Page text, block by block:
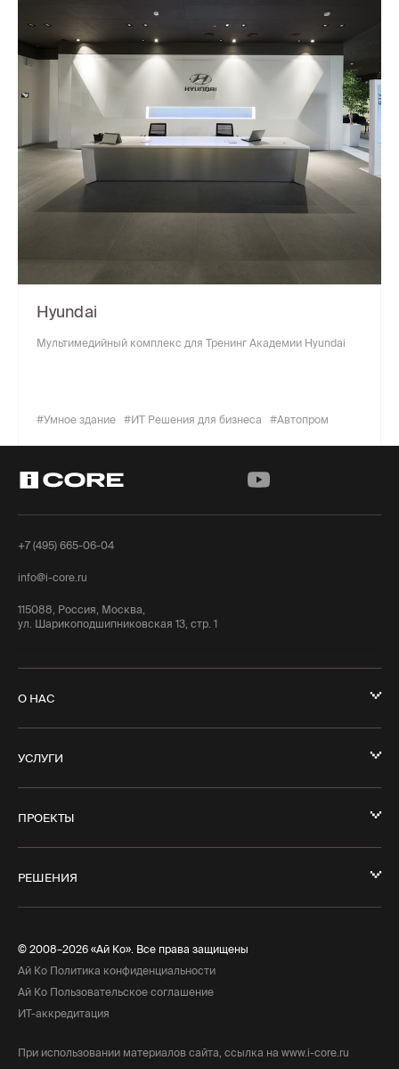
Hyundai
Мультимедийный комплекс для Тренинг Академии Hyundai
#Умное здание #ИТ Решения для бизнеса #Автопром
+7 (495) 665-06-04
info@i-core.ru
115088, Россия, Москва,
ул. Шарикоподшипниковская 13, стр. 1
О НАС
УСЛУГИ
ПРОЕКТЫ
РЕШЕНИЯ
© 2008–2026 «Ай Ко». Все права защищены
Ай Ко Политика конфиденциальности
Ай Ко Пользовательское соглашение
ИТ-аккредитация
При использовании материалов сайта, ссылка на www.i-core.ru